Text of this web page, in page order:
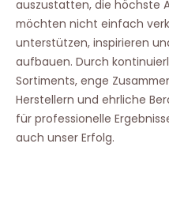
auszustatten, die höchste
möchten nicht einfach
unterstützen, inspirieren
aufbauen. Durch
Sortiments, enge
Herstellern und ehrliche
für professionelle
auch unser Erfolg.